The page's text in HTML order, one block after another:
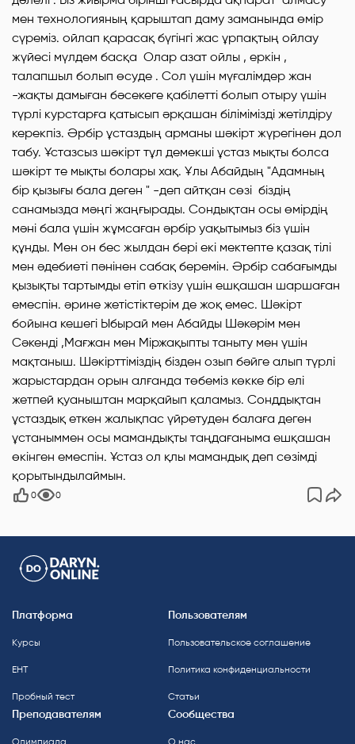
мен технологияның қарыштап даму заманында өмір
сүреміз. ойлап қарасақ бүгінгі жас ұрпақтың ойлау
жүйесі мүлдем басқа Олар азат ойлы , еркін ,
талапшыл болып өсуде . Сол үшін мүғалімдер жан
-жақты дамыған бәсекеге қабілетті болып отыру үшін
түрлі курстарға қатысып әрқашан білімімізді жетілдіру
керекпіз. Әрбір ұстаздың арманы шәкірт жүрегінен дол
табу. Ұстазсыз шәкірт тұл демекші ұстаз мықты болса
шәкірт те мықты болары хақ. Ұлы Абайдың "Адамның
бір қызығы бала деген " -деп айтқан сөзі біздің
санамызда мәңгі жаңғырады. Сондықтан осы өмірдің
мәні бала үшін жұмсаған әрбір уақытымыз біз үшін
құнды. Мен он бес жылдан бері екі мектепте қазақ тілі
мен әдебиеті пәнінен сабақ беремін. Әрбір сабағымды
қызықты тартымды етіп өткізу үшін ешқашан шаршаған
емеспін. әрине жетістіктерім де жоқ емес. Шәкірт
бойына кешегі Ыбырай мен Абайды Шәкәрім мен
Сәкенді ,Мағжан мен Міржақыпты таныту мен үшін
мақтаныш. Шәкірттіміздің бізден озып бәйге алып түрлі
жарыстардан орын алғанда төбеміз көкке бір елі
жетпей қуаныштан марқайып қаламыз. Сонддықтан
ұстаздық еткен жалықпас үйретуден балаға деген
ұстаныммен осы мамандықты таңдағаныма ешқашан
өкінген емеспін. Ұстаз ол қлы мамандық деп сөзімді
қорытындылаймын.
0 0
Платформа
Курсы
ЕНТ
Пробный тест
Пользователям
Пользовательское соглашение
Политика конфиденциальности
Статьи
Преподавателям
Олимпиада
Сообщества
О нас